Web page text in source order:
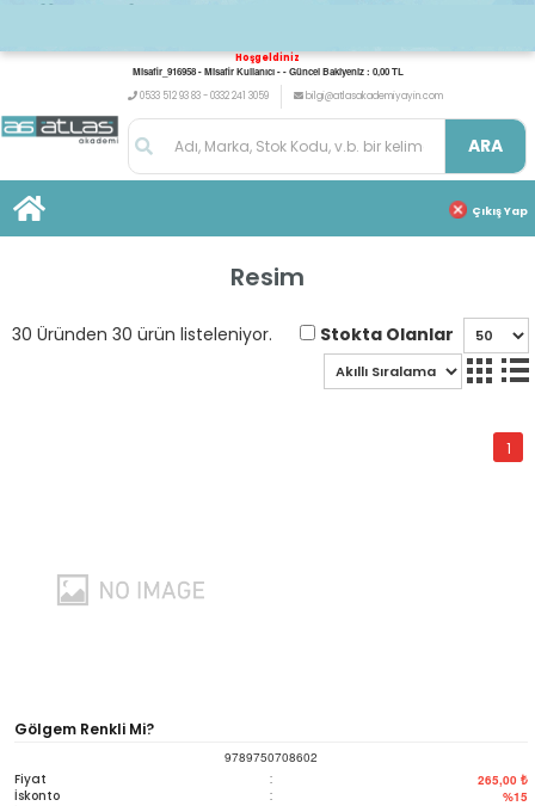
Hoşgeldiniz
Misafir_916958 - Misafir Kullanıcı - - Güncel Bakiyeniz : 0,00 TL
0533 512 93 83 - 0332 241 3059
bilgi@atlasakademiyayin.com
ARA
Çıkış Yap
Resim
30 Üründen 30 ürün listeleniyor. Stokta Olanlar
1
Gölgem Renkli Mi?
9789750708602
Fiyat : 265,00 ₺
İskonto : %15